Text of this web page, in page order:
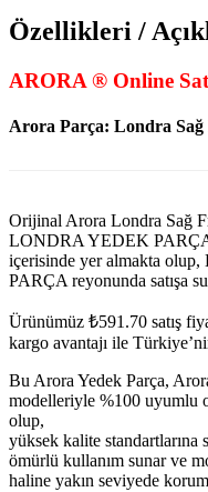
Özellikleri /
ARORA ® Online
Arora Parça: Londra
Orijinal Arora Londra Sağ
LONDRA YEDEK
içerisinde yer almakta
PARÇA reyonunda satışa
Ürünümüz ₺591.70 satış
kargo avantajı ile
Bu Arora Yedek Parça,
modelleriyle %100 uyumlu
olup,
yüksek kalite standartlarına
ömürlü kullanım sunar ve
haline yakın seviyede